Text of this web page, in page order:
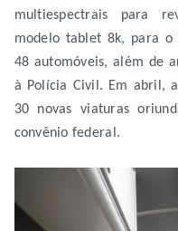
multiespectrais para
modelo tablet 8k, para o
48 automóveis, além de
à Polícia Civil. Em abril,
30 novas viaturas
convênio federal.